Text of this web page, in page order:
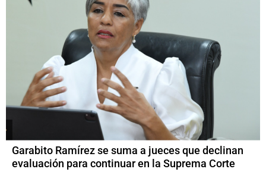
Garabito Ramírez se suma a jueces que declinan
evaluación para continuar en la Suprema Corte